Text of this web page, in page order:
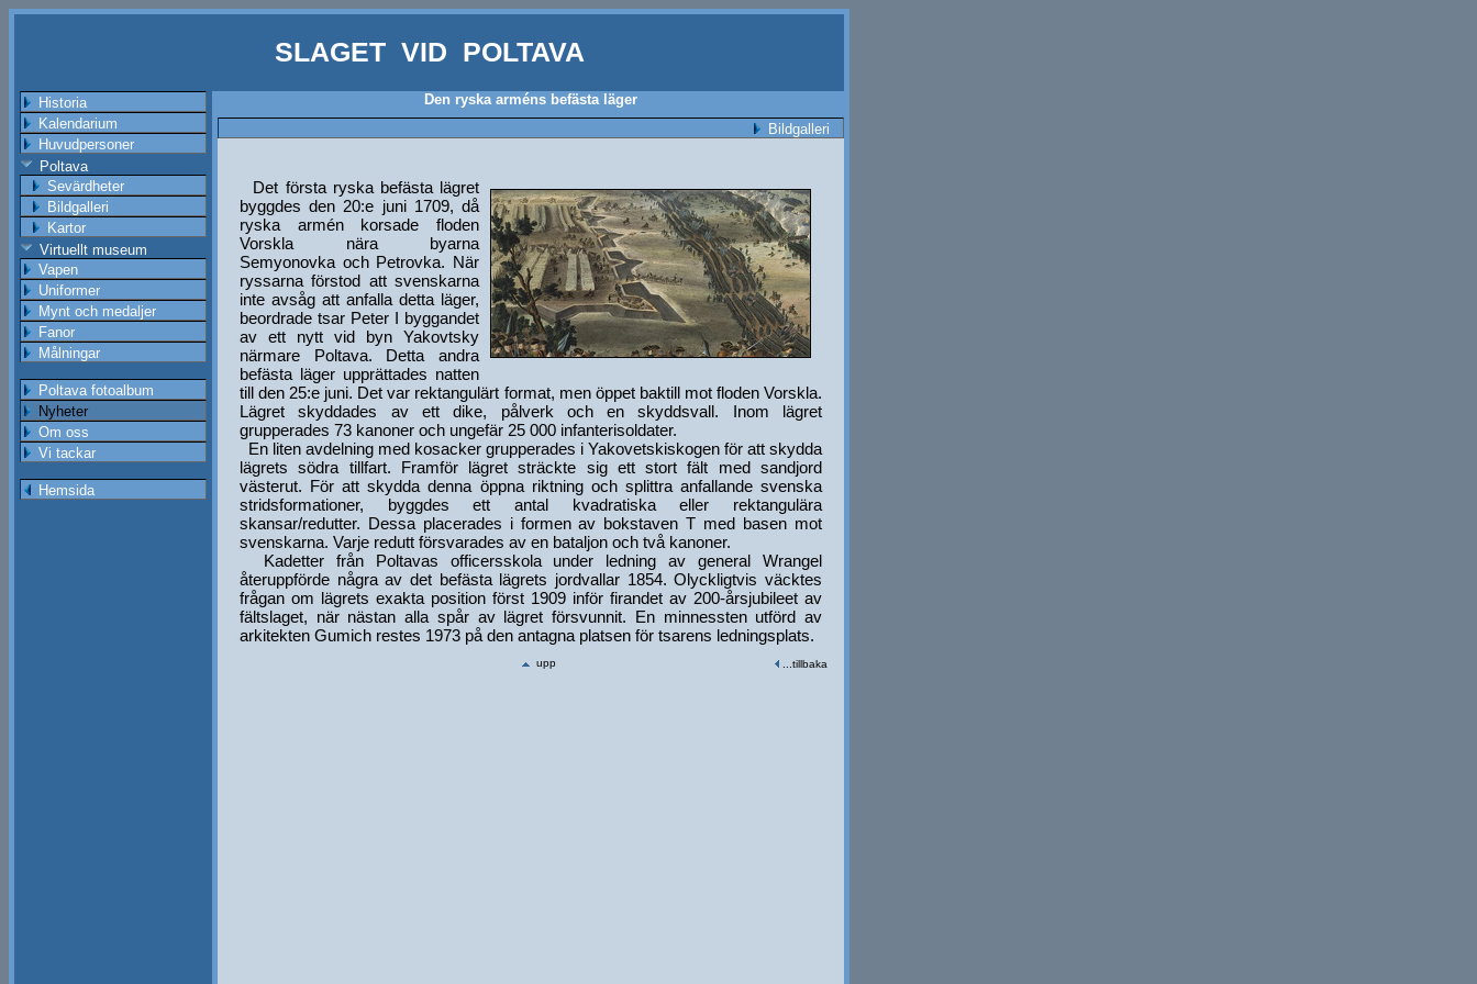
SLAGET VID POLTAVA
Historia
Kalendarium
Huvudpersoner
Poltava
Sevärdheter
Bildgalleri
Kartor
Virtuellt museum
Vapen
Uniformer
Mynt och medaljer
Fanor
Målningar
Poltava fotoalbum
Nyheter
Om oss
Vi tackar
Hemsida
Den ryska arméns befästa läger
Bildgalleri
Det första ryska befästa lägret
byggdes den 20:e juni 1709, då
ryska armén korsade floden
Vorskla nära byarna
Semyonovka och Petrovka. När
ryssarna förstod att svenskarna
inte avsåg att anfalla detta läger,
beordrade tsar Peter I byggandet
av ett nytt vid byn Yakovtsky
närmare Poltava. Detta andra
befästa läger upprättades natten
till den 25:e juni. Det var rektangulärt format, men öppet baktill mot floden Vorskla.
Lägret skyddades av ett dike, pålverk och en skyddsvall. Inom lägret
grupperades 73 kanoner och ungefär 25 000 infanterisoldater.
En liten avdelning med kosacker grupperades i Yakovetskiskogen för att skydda
lägrets södra tillfart. Framför lägret sträckte sig ett stort fält med sandjord
västerut. För att skydda denna öppna riktning och splittra anfallande svenska
stridsformationer, byggdes ett antal kvadratiska eller rektangulära
skansar/redutter. Dessa placerades i formen av bokstaven T med basen mot
svenskarna. Varje redutt försvarades av en bataljon och två kanoner.
Kadetter från Poltavas officersskola under ledning av general Wrangel
återuppförde några av det befästa lägrets jordvallar 1854. Olyckligtvis väcktes
frågan om lägrets exakta position först 1909 inför firandet av 200-årsjubileet av
fältslaget, när nästan alla spår av lägret försvunnit. En minnessten utförd av
arkitekten Gumich restes 1973 på den antagna platsen för tsarens ledningsplats.
upp ...tillbaka